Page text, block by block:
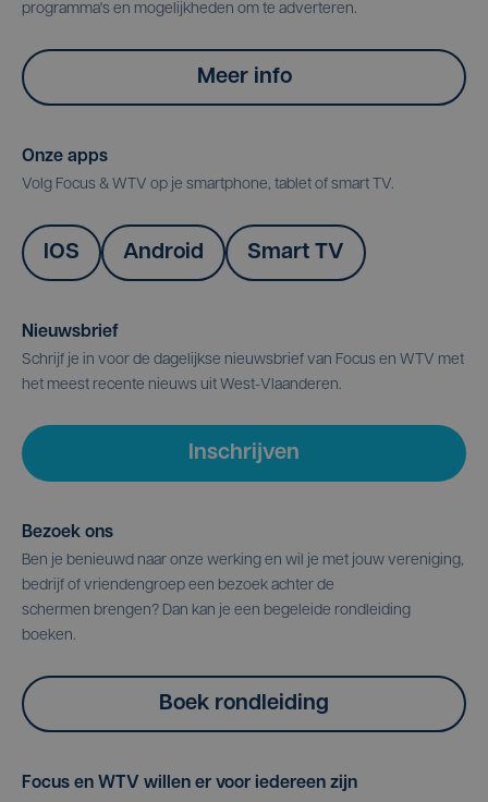
programma's en mogelijkheden om te adverteren.
Meer info
Onze apps
Volg Focus & WTV op je smartphone, tablet of smart TV.
IOS Android Smart TV
Nieuwsbrief
Schrijf je in voor de dagelijkse nieuwsbrief van Focus en WTV met
het meest recente nieuws uit West-Vlaanderen.
Inschrijven
Bezoek ons
Ben je benieuwd naar onze werking en wil je met jouw vereniging,
bedrijf of vriendengroep een bezoek achter de
schermen brengen? Dan kan je een begeleide rondleiding
boeken.
Boek rondleiding
Focus en WTV willen er voor iedereen zijn